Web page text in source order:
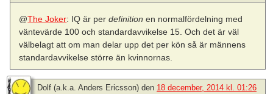
@The Joker: IQ är perdefinition en normalfördelning med
väntevärde 100 och standardavvikelse 15. Och det är väl
välbelagt att om man delar upp det per kön så är männens
standardavvikelse större än kvinnornas.
Dolf (a.k.a. Anders Ericsson) den 18 december, 2014 kl. 01:26